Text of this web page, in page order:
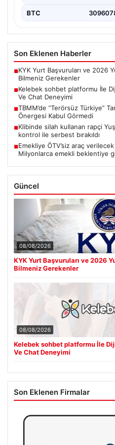
BTC
Son Eklenen Haberler
■KYK Yurt Başvuruları ve 2026
Bilmeniz Gerekenler
■Kelebek sohbet platformu İle
Ve Chat Deneyimi
■TBMM’de “Terörsüz Türkiye”
Önergesi Kabul Görmedi
■Klibinde silah kullanan rapçi
kontrol ile serbest bırakıldı
■Emekliye ÖTV’siz araç verilecek
Milyonlarca emekli beklentiye
Güncel
08/08/2026
KYK Yurt Başvuruları ve 2026
Bilmeniz Gerekenler
08/08/2026
Kelebek sohbet platformu İle
Ve Chat Deneyimi
Son Eklenen Firmalar